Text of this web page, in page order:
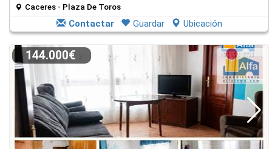
Caceres - Plaza De Toros
Contactar Guardar Ubicación
144.000€